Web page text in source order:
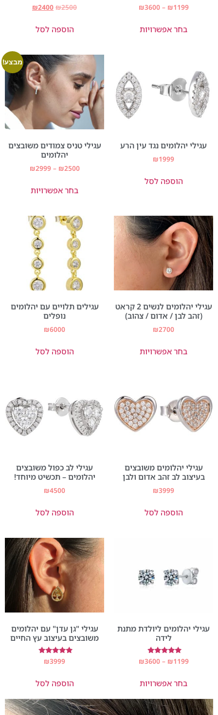
₪1199
–
₪3600
בחר אפשרויות
₪2500
₪2400
הוספה לסל
עגילי יהלומים נגד עין הרע
₪1999
הוספה לסל
מבצע!
עגילי טניס צמודים משובצים
יהלומים
₪2500
–
₪2999
בחר אפשרויות
עגילי יהלומים לנשים 2 קראט
(זהב לבן / אדום / צהוב)
₪2700
בחר אפשרויות
עגילים תלויים עם יהלומים
נופלים
₪6000
הוספה לסל
עגילי יהלומים משובצים
בעיצוב לב זהב אדום ולבן
₪3999
הוספה לסל
עגילי לב כפול משובצים
יהלומים – תכשיט מיוחד!
₪4500
הוספה לסל
עגילי יהלומים ליולדת מתנת
לידה
דורג
5.00
₪1199
–
₪3600
בחר אפשרויות
עגילי "גן עדן" עם יהלומים
משובצים בעיצוב עץ החיים
דורג
5.00
₪3999
הוספה לסל